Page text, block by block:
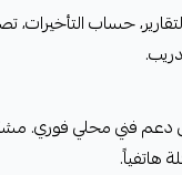
حساب التأخيرات،
فني محلي فوري.
هاتفياً.